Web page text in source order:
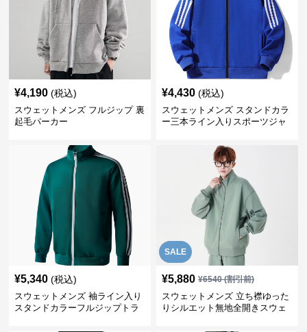
¥4,190 (税込)
スウェットメンズ フルジップ 裏
起毛パーカー
¥4,430 (税込)
スウェットメンズ スタンドカラ
ー三本ライン入りスポーツジャ
¥5,340 (税込)
スウェットメンズ 袖ライン入り
スタンドカラーフルジップトラ
SALE
¥5,880 ¥6540(割引前)
スウェットメンズ 立ち襟ゆった
りシルエット無地全開きスウェ